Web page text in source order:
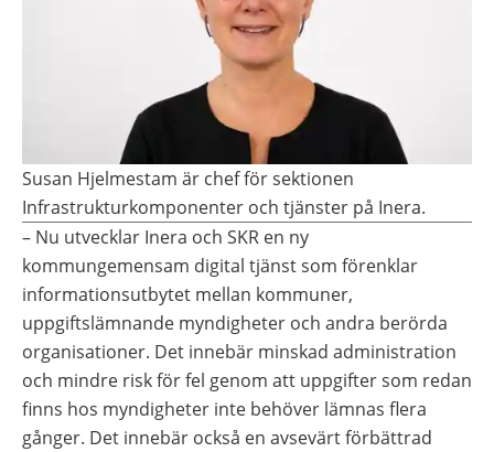
Susan Hjelmestam är chef för sektionen
Infrastrukturkomponenter och tjänster på Inera.
– Nu utvecklar Inera och SKR en ny
kommungemensam digital tjänst som förenklar
informationsutbytet mellan kommuner,
uppgiftslämnande myndigheter och andra berörda
organisationer. Det innebär minskad administration
och mindre risk för fel genom att uppgifter som redan
finns hos myndigheter inte behöver lämnas flera
gånger. Det innebär också en avsevärt förbättrad